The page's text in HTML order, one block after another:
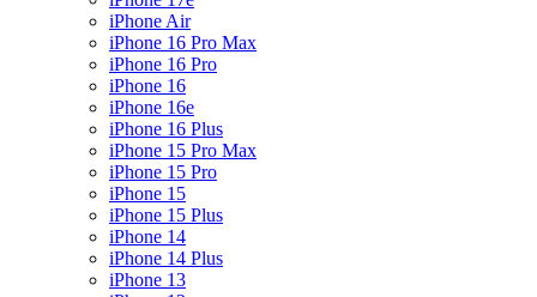
iPhone Air
iPhone 16 Pro Max
iPhone 16 Pro
iPhone 16
iPhone 16e
iPhone 16 Plus
iPhone 15 Pro Max
iPhone 15 Pro
iPhone 15
iPhone 15 Plus
iPhone 14
iPhone 14 Plus
iPhone 13